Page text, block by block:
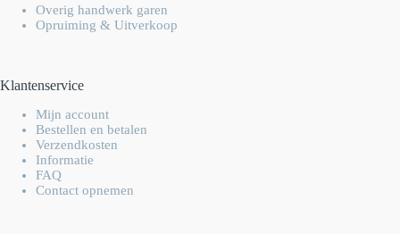
Overig handwerk garen
Opruiming & Uitverkoop
Klantenservice
Mijn account
Bestellen en betalen
Verzendkosten
Informatie
FAQ
Contact opnemen